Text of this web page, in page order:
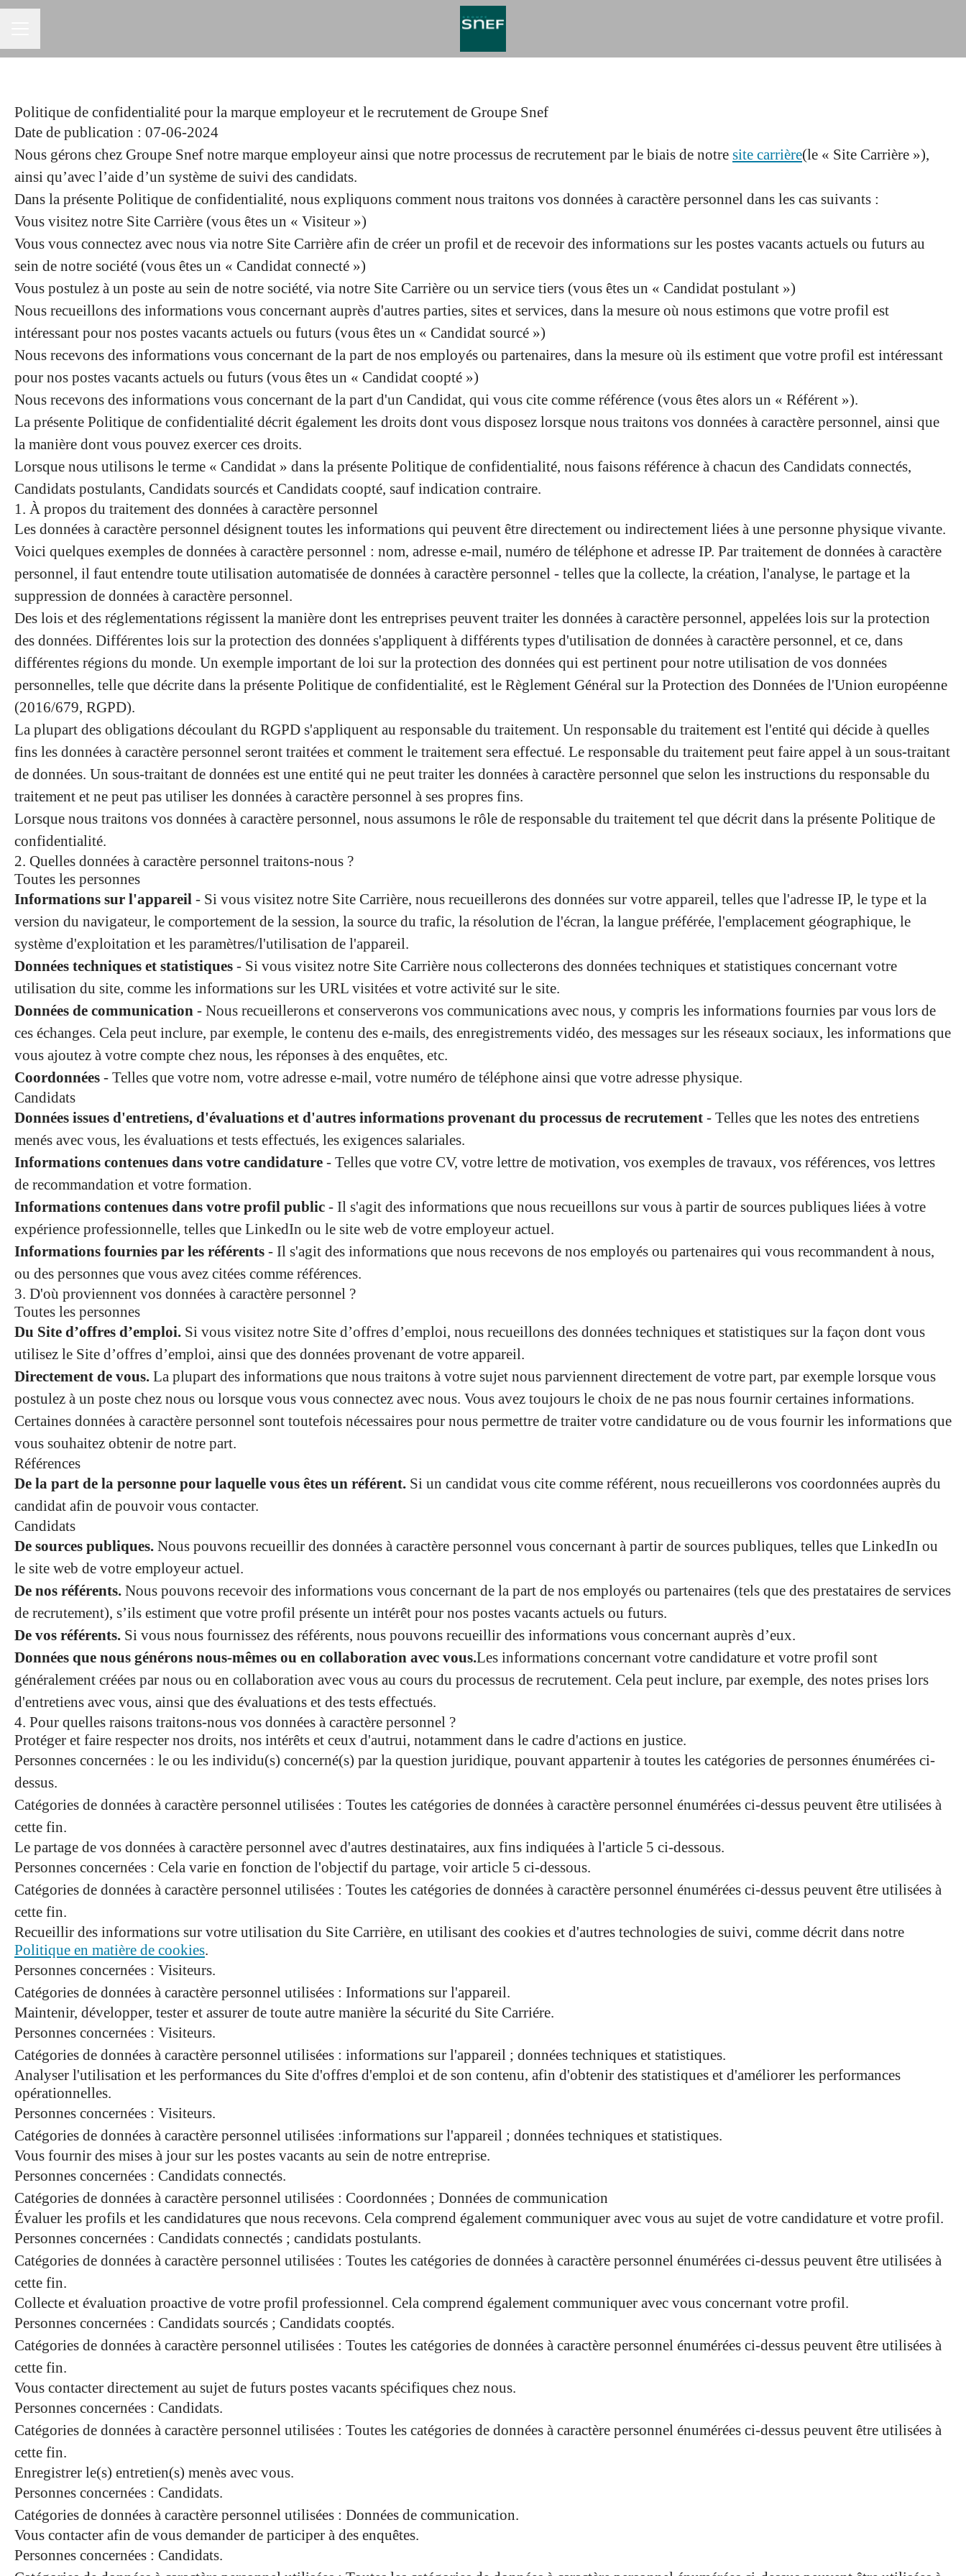
Politique de confidentialité pour la marque employeur et le recrutement de Groupe Snef
Date de publication : 07-06-2024
Nous gérons chez Groupe Snef notre marque employeur ainsi que notre processus de recrutement par le biais de notre site carrière(le « Site Carrière »),
ainsi qu’avec l’aide d’un système de suivi des candidats.
Dans la présente Politique de confidentialité, nous expliquons comment nous traitons vos données à caractère personnel dans les cas suivants :
Vous visitez notre Site Carrière (vous êtes un « Visiteur »)
Vous vous connectez avec nous via notre Site Carrière afin de créer un profil et de recevoir des informations sur les postes vacants actuels ou futurs au
sein de notre société (vous êtes un « Candidat connecté »)
Vous postulez à un poste au sein de notre société, via notre Site Carrière ou un service tiers (vous êtes un « Candidat postulant »)
Nous recueillons des informations vous concernant auprès d'autres parties, sites et services, dans la mesure où nous estimons que votre profil est
intéressant pour nos postes vacants actuels ou futurs (vous êtes un « Candidat sourcé »)
Nous recevons des informations vous concernant de la part de nos employés ou partenaires, dans la mesure où ils estiment que votre profil est intéressant
pour nos postes vacants actuels ou futurs (vous êtes un « Candidat coopté »)
Nous recevons des informations vous concernant de la part d'un Candidat, qui vous cite comme référence (vous êtes alors un « Référent »).
La présente Politique de confidentialité décrit également les droits dont vous disposez lorsque nous traitons vos données à caractère personnel, ainsi que
la manière dont vous pouvez exercer ces droits.
Lorsque nous utilisons le terme « Candidat » dans la présente Politique de confidentialité, nous faisons référence à chacun des Candidats connectés,
Candidats postulants, Candidats sourcés et Candidats coopté, sauf indication contraire.
1. À propos du traitement des données à caractère personnel
Les données à caractère personnel désignent toutes les informations qui peuvent être directement ou indirectement liées à une personne physique vivante.
Voici quelques exemples de données à caractère personnel : nom, adresse e-mail, numéro de téléphone et adresse IP. Par traitement de données à caractère
personnel, il faut entendre toute utilisation automatisée de données à caractère personnel - telles que la collecte, la création, l'analyse, le partage et la
suppression de données à caractère personnel.
Des lois et des réglementations régissent la manière dont les entreprises peuvent traiter les données à caractère personnel, appelées lois sur la protection
des données. Différentes lois sur la protection des données s'appliquent à différents types d'utilisation de données à caractère personnel, et ce, dans
différentes régions du monde. Un exemple important de loi sur la protection des données qui est pertinent pour notre utilisation de vos données
personnelles, telle que décrite dans la présente Politique de confidentialité, est le Règlement Général sur la Protection des Données de l'Union européenne
(2016/679, RGPD).
La plupart des obligations découlant du RGPD s'appliquent au responsable du traitement. Un responsable du traitement est l'entité qui décide à quelles
fins les données à caractère personnel seront traitées et comment le traitement sera effectué. Le responsable du traitement peut faire appel à un sous-traitant
de données. Un sous-traitant de données est une entité qui ne peut traiter les données à caractère personnel que selon les instructions du responsable du
traitement et ne peut pas utiliser les données à caractère personnel à ses propres fins.
Lorsque nous traitons vos données à caractère personnel, nous assumons le rôle de responsable du traitement tel que décrit dans la présente Politique de
confidentialité.
2. Quelles données à caractère personnel traitons-nous ?
Toutes les personnes
Informations sur l'appareil - Si vous visitez notre Site Carrière, nous recueillerons des données sur votre appareil, telles que l'adresse IP, le type et la
version du navigateur, le comportement de la session, la source du trafic, la résolution de l'écran, la langue préférée, l'emplacement géographique, le
système d'exploitation et les paramètres/l'utilisation de l'appareil.
Données techniques et statistiques - Si vous visitez notre Site Carrière nous collecterons des données techniques et statistiques concernant votre
utilisation du site, comme les informations sur les URL visitées et votre activité sur le site.
Données de communication - Nous recueillerons et conserverons vos communications avec nous, y compris les informations fournies par vous lors de
ces échanges. Cela peut inclure, par exemple, le contenu des e-mails, des enregistrements vidéo, des messages sur les réseaux sociaux, les informations que
vous ajoutez à votre compte chez nous, les réponses à des enquêtes, etc.
Coordonnées - Telles que votre nom, votre adresse e-mail, votre numéro de téléphone ainsi que votre adresse physique.
Candidats
Données issues d'entretiens, d'évaluations et d'autres informations provenant du processus de recrutement - Telles que les notes des entretiens
menés avec vous, les évaluations et tests effectués, les exigences salariales.
Informations contenues dans votre candidature - Telles que votre CV, votre lettre de motivation, vos exemples de travaux, vos références, vos lettres
de recommandation et votre formation.
Informations contenues dans votre profil public - Il s'agit des informations que nous recueillons sur vous à partir de sources publiques liées à votre
expérience professionnelle, telles que LinkedIn ou le site web de votre employeur actuel.
Informations fournies par les référents - Il s'agit des informations que nous recevons de nos employés ou partenaires qui vous recommandent à nous,
ou des personnes que vous avez citées comme références.
3. D'où proviennent vos données à caractère personnel ?
Toutes les personnes
Du Site d’offres d’emploi. Si vous visitez notre Site d’offres d’emploi, nous recueillons des données techniques et statistiques sur la façon dont vous
utilisez le Site d’offres d’emploi, ainsi que des données provenant de votre appareil.
Directement de vous. La plupart des informations que nous traitons à votre sujet nous parviennent directement de votre part, par exemple lorsque vous
postulez à un poste chez nous ou lorsque vous vous connectez avec nous. Vous avez toujours le choix de ne pas nous fournir certaines informations.
Certaines données à caractère personnel sont toutefois nécessaires pour nous permettre de traiter votre candidature ou de vous fournir les informations que
vous souhaitez obtenir de notre part.
Références
De la part de la personne pour laquelle vous êtes un référent. Si un candidat vous cite comme référent, nous recueillerons vos coordonnées auprès du
candidat afin de pouvoir vous contacter.
Candidats
De sources publiques. Nous pouvons recueillir des données à caractère personnel vous concernant à partir de sources publiques, telles que LinkedIn ou
le site web de votre employeur actuel.
De nos référents. Nous pouvons recevoir des informations vous concernant de la part de nos employés ou partenaires (tels que des prestataires de services
de recrutement), s’ils estiment que votre profil présente un intérêt pour nos postes vacants actuels ou futurs.
De vos référents. Si vous nous fournissez des référents, nous pouvons recueillir des informations vous concernant auprès d’eux.
Données que nous générons nous-mêmes ou en collaboration avec vous.Les informations concernant votre candidature et votre profil sont
généralement créées par nous ou en collaboration avec vous au cours du processus de recrutement. Cela peut inclure, par exemple, des notes prises lors
d'entretiens avec vous, ainsi que des évaluations et des tests effectués.
4. Pour quelles raisons traitons-nous vos données à caractère personnel ?
Protéger et faire respecter nos droits, nos intérêts et ceux d'autrui, notamment dans le cadre d'actions en justice.
Personnes concernées : le ou les individu(s) concerné(s) par la question juridique, pouvant appartenir à toutes les catégories de personnes énumérées ci-
dessus.
Catégories de données à caractère personnel utilisées : Toutes les catégories de données à caractère personnel énumérées ci-dessus peuvent être utilisées à
cette fin.
Le partage de vos données à caractère personnel avec d'autres destinataires, aux fins indiquées à l'article 5 ci-dessous.
Personnes concernées : Cela varie en fonction de l'objectif du partage, voir article 5 ci-dessous.
Catégories de données à caractère personnel utilisées : Toutes les catégories de données à caractère personnel énumérées ci-dessus peuvent être utilisées à
cette fin.
Recueillir des informations sur votre utilisation du Site Carrière, en utilisant des cookies et d'autres technologies de suivi, comme décrit dans notre
Politique en matière de cookies.
Personnes concernées : Visiteurs.
Catégories de données à caractère personnel utilisées : Informations sur l'appareil.
Maintenir, développer, tester et assurer de toute autre manière la sécurité du Site Carriére.
Personnes concernées : Visiteurs.
Catégories de données à caractère personnel utilisées : informations sur l'appareil ; données techniques et statistiques.
Analyser l'utilisation et les performances du Site d'offres d'emploi et de son contenu, afin d'obtenir des statistiques et d'améliorer les performances
opérationnelles.
Personnes concernées : Visiteurs.
Catégories de données à caractère personnel utilisées :informations sur l'appareil ; données techniques et statistiques.
Vous fournir des mises à jour sur les postes vacants au sein de notre entreprise.
Personnes concernées : Candidats connectés.
Catégories de données à caractère personnel utilisées : Coordonnées ; Données de communication
Évaluer les profils et les candidatures que nous recevons. Cela comprend également communiquer avec vous au sujet de votre candidature et votre profil.
Personnes concernées : Candidats connectés ; candidats postulants.
Catégories de données à caractère personnel utilisées : Toutes les catégories de données à caractère personnel énumérées ci-dessus peuvent être utilisées à
cette fin.
Collecte et évaluation proactive de votre profil professionnel. Cela comprend également communiquer avec vous concernant votre profil.
Personnes concernées : Candidats sourcés ; Candidats cooptés.
Catégories de données à caractère personnel utilisées : Toutes les catégories de données à caractère personnel énumérées ci-dessus peuvent être utilisées à
cette fin.
Vous contacter directement au sujet de futurs postes vacants spécifiques chez nous.
Personnes concernées : Candidats.
Catégories de données à caractère personnel utilisées : Toutes les catégories de données à caractère personnel énumérées ci-dessus peuvent être utilisées à
cette fin.
Enregistrer le(s) entretien(s) menès avec vous.
Personnes concernées : Candidats.
Catégories de données à caractère personnel utilisées : Données de communication.
Vous contacter afin de vous demander de participer à des enquêtes.
Personnes concernées : Candidats.